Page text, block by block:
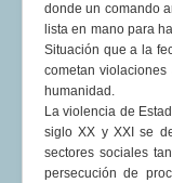
donde un comando
lista en mano para
Situación que a la
cometan
humanidad.
La violencia de
siglo XX y XXI se
sectores sociales
persecución de